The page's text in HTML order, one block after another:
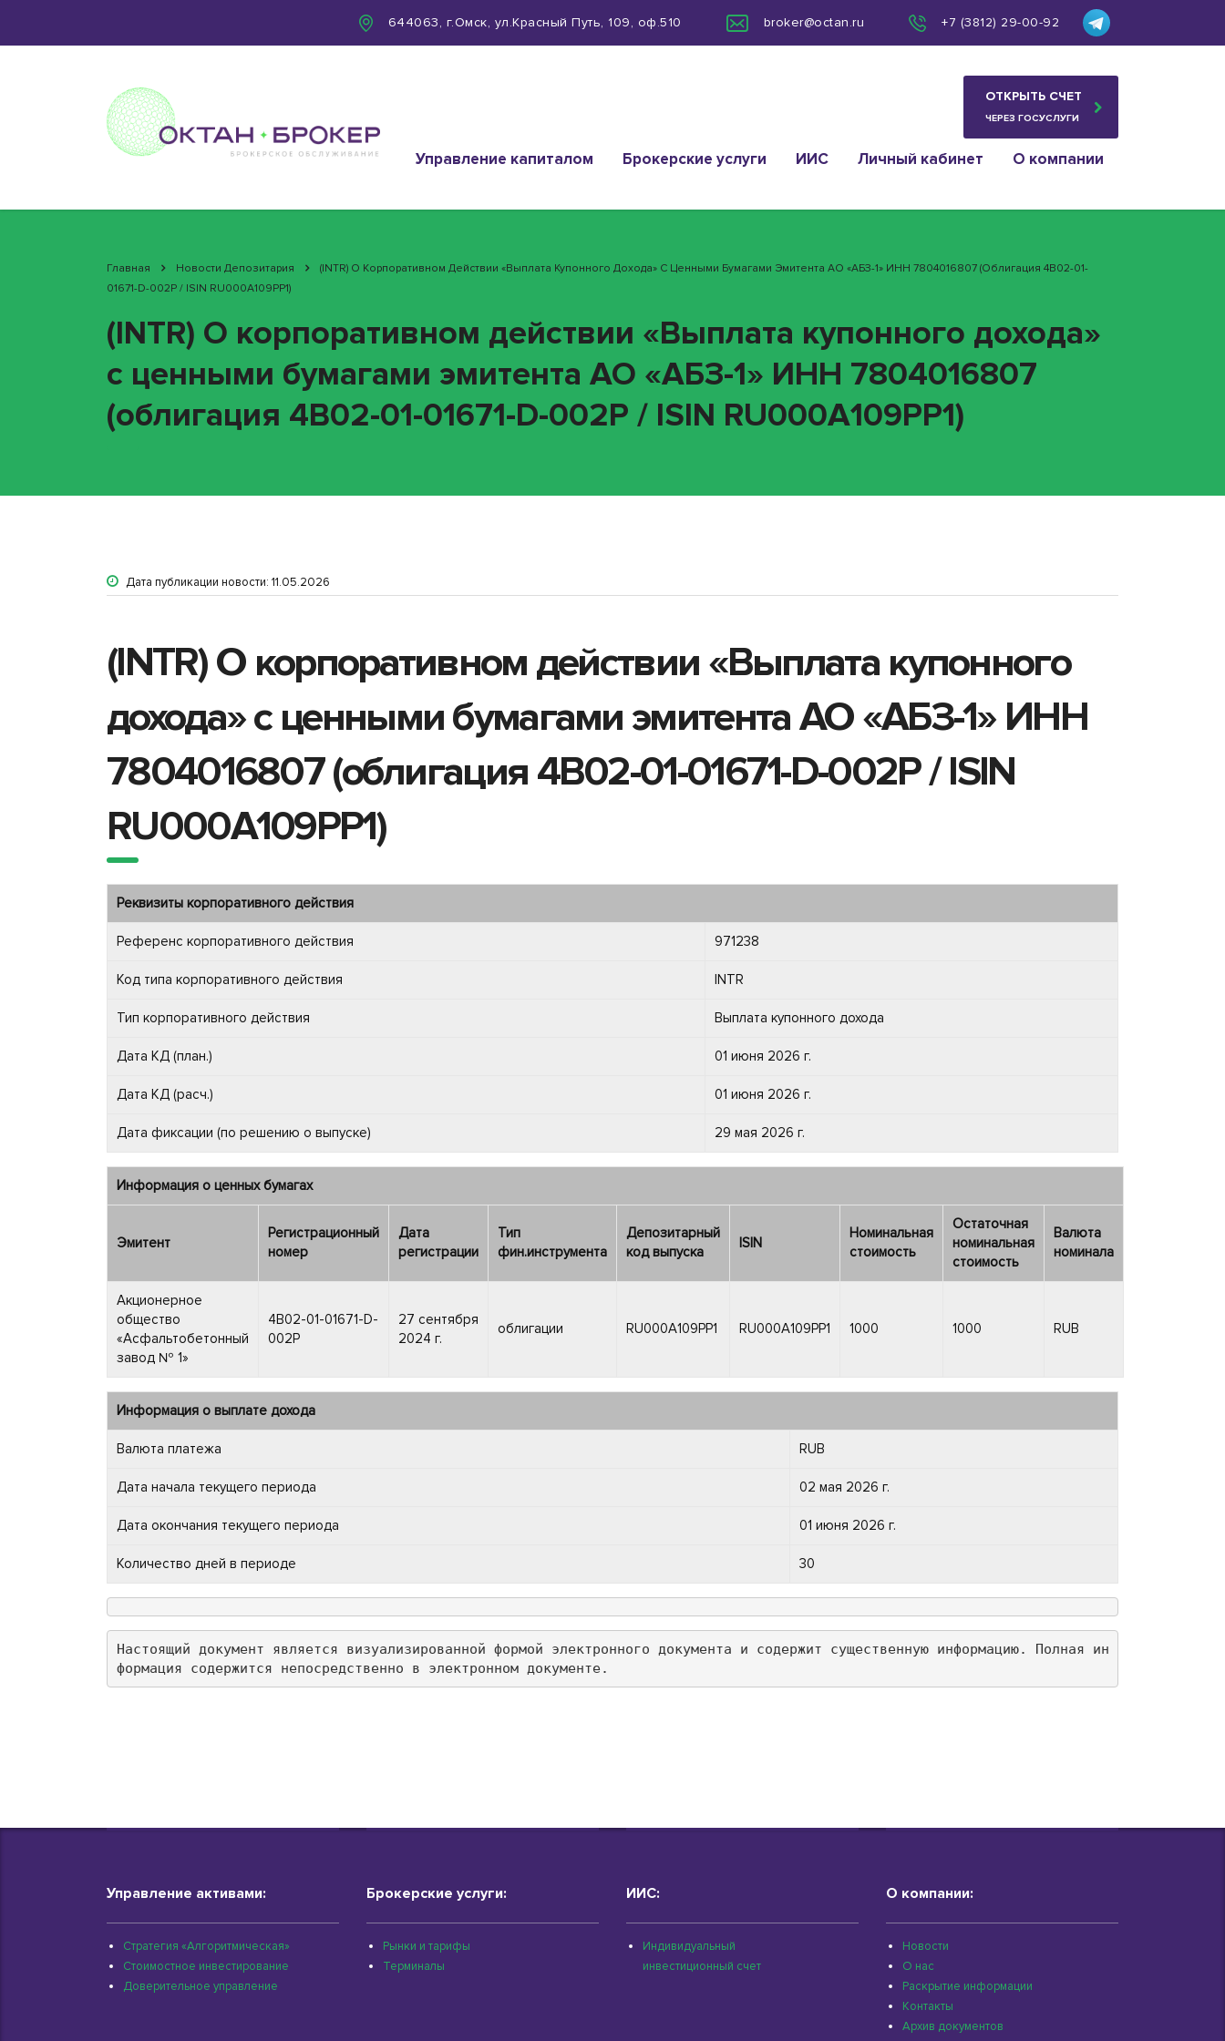
644063, г.Омск, ул.Красный Путь, 109, оф.510 broker@octan.ru +7 (3812) 29-00-92
ОТКРЫТЬ СЧЕТ
ЧЕРЕЗ ГОСУСЛУГИ
Управление капиталом Брокерские услуги ИИС Личный кабинет О компании
Главная Новости Депозитария
(INTR) О Корпоративном Действии «Выплата Купонного Дохода» С Ценными Бумагами Эмитента АО «АБЗ-1» ИНН 7804016807 (облигация 4B02-01-
01671-D-002P / ISIN RU000A109PP1)
(INTR) О корпоративном действии «Выплата купонного дохода»
с ценными бумагами эмитента АО «АБЗ-1» ИНН 7804016807
(облигация 4B02-01-01671-D-002P / ISIN RU000A109PP1)
Дата публикации новости: 11.05.2026
(INTR) О корпоративном действии «Выплата купонного
дохода» с ценными бумагами эмитента АО «АБЗ-1» ИНН
7804016807 (облигация 4B02-01-01671-D-002P / ISIN
RU000A109PP1)
Реквизиты корпоративного действия
Референс корпоративного действия 971238
Код типа корпоративного действия INTR
Тип корпоративного действия Выплата купонного дохода
Дата КД (план.) 01 июня 2026 г.
Дата КД (расч.) 01 июня 2026 г.
Дата фиксации (по решению о выпуске) 29 мая 2026 г.
Информация о ценных бумагах
Эмитент
Регистрационный
номер
Дата
регистрации
Тип
фин.инструмента
Депозитарный
код выпуска
ISIN
Номинальная
стоимость
Остаточная
номинальная
стоимость
Валюта
номинала
Акционерное
общество
«Асфальтобетонный
завод № 1»
4B02-01-01671-D-
002P
27 сентября
2024 г.
облигации RU000A109PP1 RU000A109PP1 1000 1000 RUB
Информация о выплате дохода
Валюта платежа RUB
Дата начала текущего периода 02 мая 2026 г.
Дата окончания текущего периода 01 июня 2026 г.
Количество дней в периоде 30
Настоящий документ является визуализированной формой электронного документа и содержит существенную информацию. Полная ин
формация содержится непосредственно в электронном документе.
Управление активами:
Стратегия «Алгоритмическая»
Стоимостное инвестирование
Доверительное управление
Брокерские услуги:
Рынки и тарифы
Терминалы
ИИС:
Индивидуальный
инвестиционный счет
О компании:
Новости
О нас
Раскрытие информации
Контакты
Архив документов